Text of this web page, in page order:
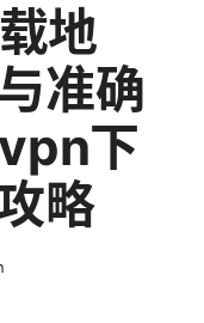
地
准确
下
略